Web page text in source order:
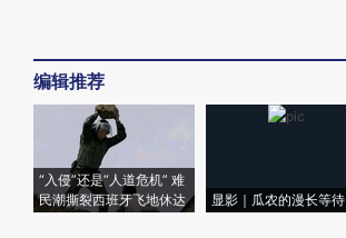
编辑推荐
“入侵”还是“人道危机” 难
民潮撕裂西班牙飞地休达
显影｜瓜农的漫长等待